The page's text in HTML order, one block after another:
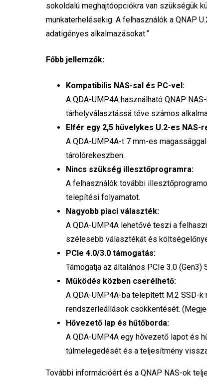
sokoldalú meghajtóopciókra van szükségük
munkaterhelésekig. A felhasználók a QNAP
adatigényes alkalmazásokat.”
Főbb jellemzők:
Kompatibilis NAS-sal és PC-vel:
A QDA-UMP4A használható QNAP
tárhelyválasztássá téve számos
Elfér egy 2,5 hüvelykes U.2-es NAS-
A QDA-UMP4A-t 7 mm-es
tárolórekeszben.
Nincs szükség illesztőprogramra:
A felhasználók további
telepítési folyamatot.
Nagyobb piaci választék:
A QDA-UMP4A lehetővé teszi a
szélesebb választékát és
PCIe 4.0/3.0 támogatás:
Támogatja az általános PCIe 3.0
Működés közben cserélhető:
A QDA-UMP4A-ba telepített M.2 SSD-
rendszerleállások csökkentését.
Hővezető lap és hűtőborda:
A QDA-UMP4A egy hővezető lapot és
túlmelegedését és a teljesítmény
További információért és a QNAP NAS-ok